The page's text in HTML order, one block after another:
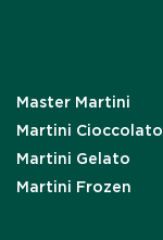
Master Martini
Martini Cioccolato
Martini Gelato
Martini Frozen